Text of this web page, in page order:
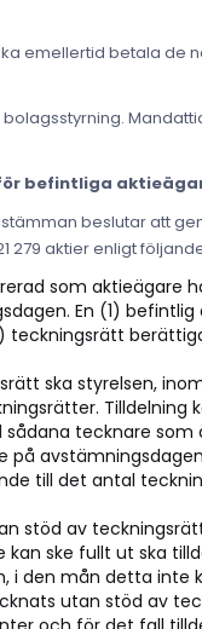
emellertid betala de
befintliga
beslutar att
279 aktier enligt
som aktieägare
En (1) befintlig
teckningsrätt
ska styrelsen,
Tilldelning
tecknare
till det antal
stöd av
ske fullt ut ska
den mån detta inte
utan stöd av